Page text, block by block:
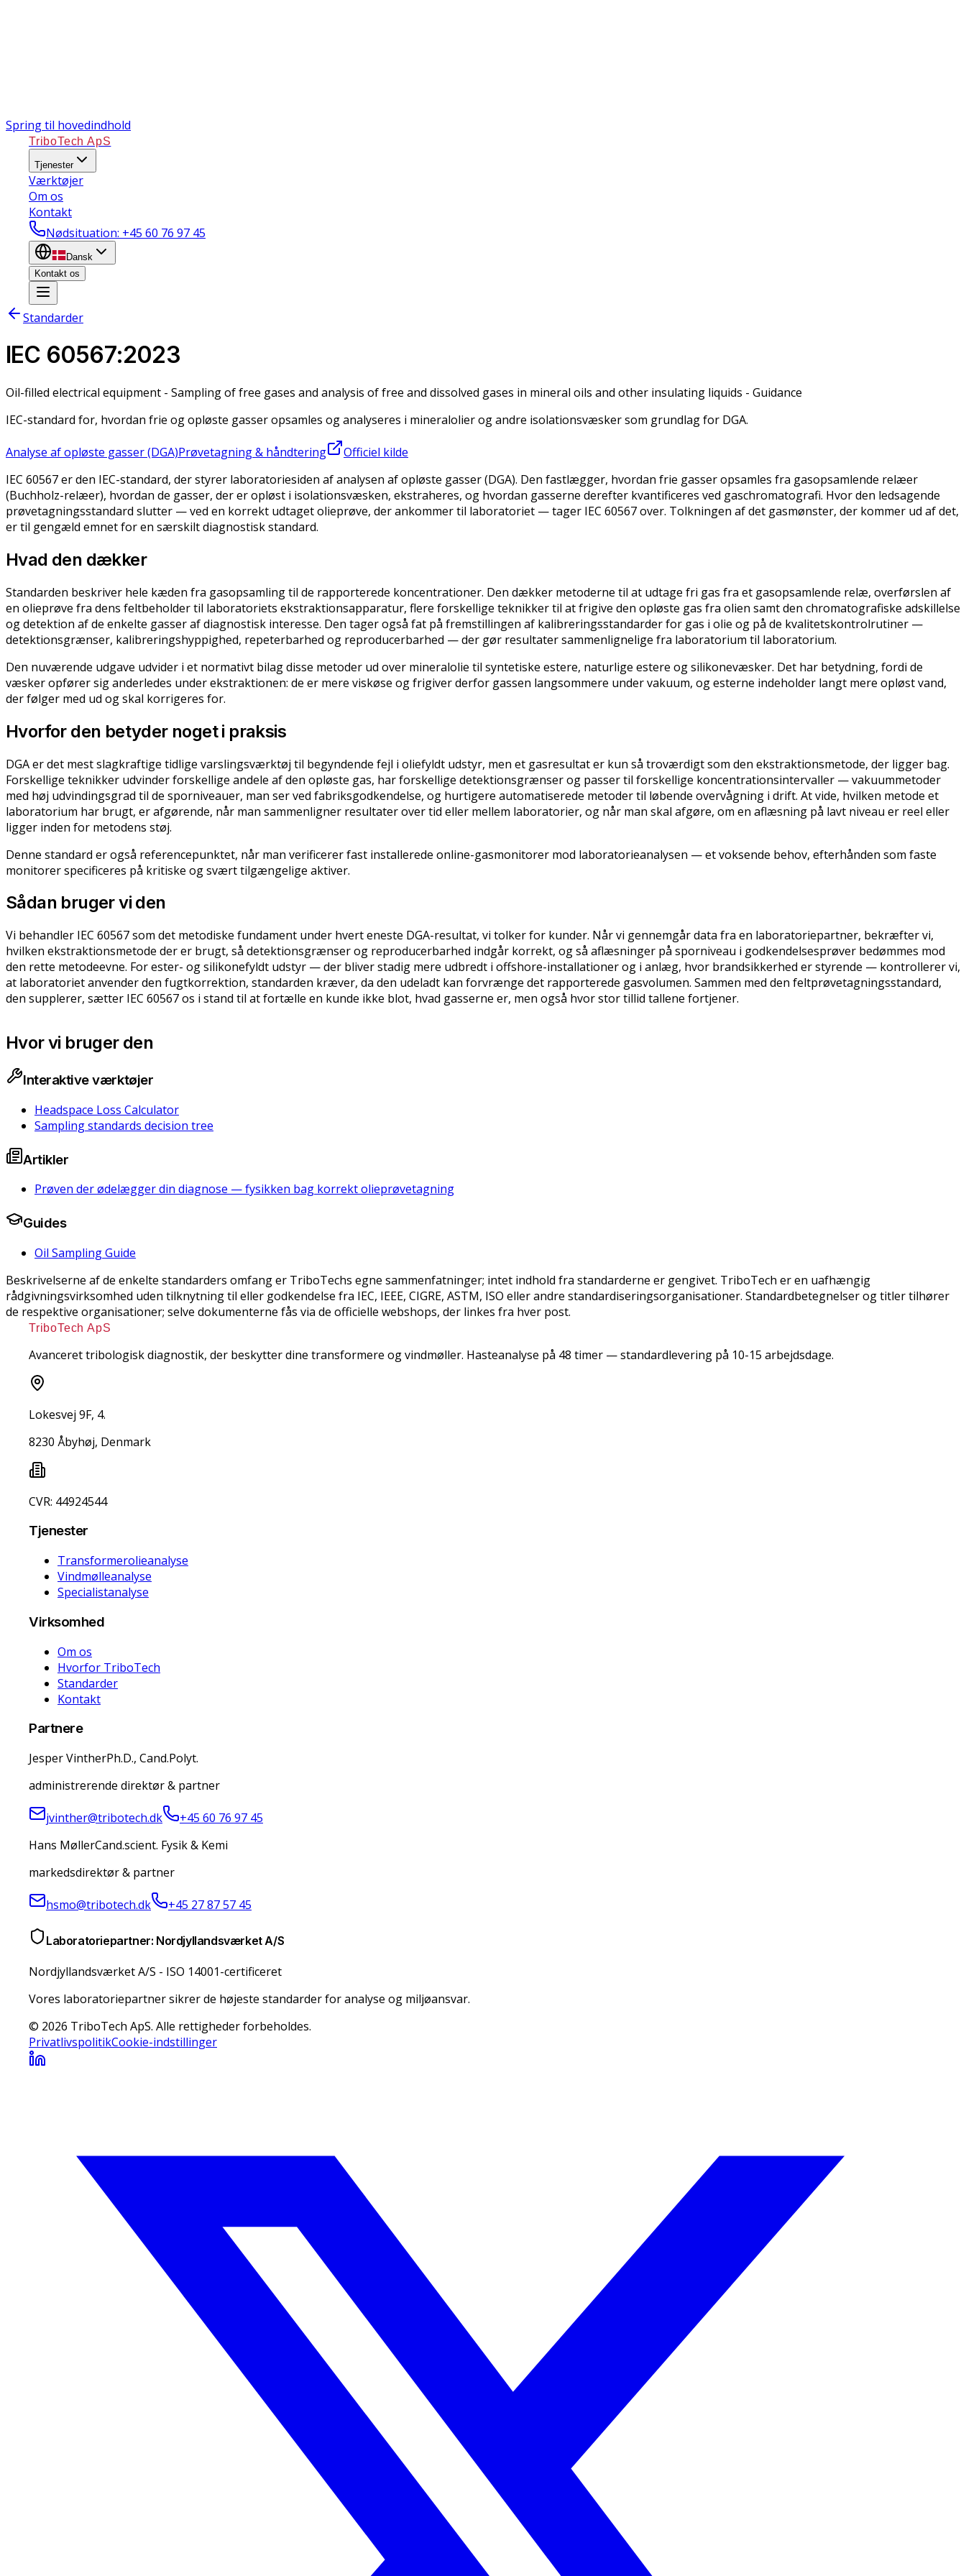
Spring til hovedindhold
TriboTech ApS
Tjenester
Værktøjer
Om os
Kontakt
Nødsituation: +45 60 76 97 45
Dansk
Kontakt os
Standarder
IEC 60567:2023
Oil-filled electrical equipment - Sampling of free gases and analysis of free and dissolved gases in mineral oils and other insulating liquids - Guidance
IEC-standard for, hvordan frie og opløste gasser opsamles og analyseres i mineralolier og andre isolationsvæsker som grundlag for DGA.
Analyse af opløste gasser (DGA)Prøvetagning & håndtering
Officiel kilde
IEC 60567 er den IEC-standard, der styrer laboratoriesiden af analysen af opløste gasser (DGA). Den fastlægger, hvordan frie gasser opsamles fra gasopsamlende relæer
(Buchholz-relæer), hvordan de gasser, der er opløst i isolationsvæsken, ekstraheres, og hvordan gasserne derefter kvantificeres ved gaschromatografi. Hvor den ledsagende
prøvetagningsstandard slutter — ved en korrekt udtaget olieprøve, der ankommer til laboratoriet — tager IEC 60567 over. Tolkningen af det gasmønster, der kommer ud af det,
er til gengæld emnet for en særskilt diagnostisk standard.
Hvad den dækker
Standarden beskriver hele kæden fra gasopsamling til de rapporterede koncentrationer. Den dækker metoderne til at udtage fri gas fra et gasopsamlende relæ, overførslen af
en olieprøve fra dens feltbeholder til laboratoriets ekstraktionsapparatur, flere forskellige teknikker til at frigive den opløste gas fra olien samt den chromatografiske adskillelse
og detektion af de enkelte gasser af diagnostisk interesse. Den tager også fat på fremstillingen af kalibreringsstandarder for gas i olie og på de kvalitetskontrolrutiner —
detektionsgrænser, kalibreringshyppighed, repeterbarhed og reproducerbarhed — der gør resultater sammenlignelige fra laboratorium til laboratorium.
Den nuværende udgave udvider i et normativt bilag disse metoder ud over mineralolie til syntetiske estere, naturlige estere og silikonevæsker. Det har betydning, fordi de
væsker opfører sig anderledes under ekstraktionen: de er mere viskøse og frigiver derfor gassen langsommere under vakuum, og esterne indeholder langt mere opløst vand,
der følger med ud og skal korrigeres for.
Hvorfor den betyder noget i praksis
DGA er det mest slagkraftige tidlige varslingsværktøj til begyndende fejl i oliefyldt udstyr, men et gasresultat er kun så troværdigt som den ekstraktionsmetode, der ligger bag.
Forskellige teknikker udvinder forskellige andele af den opløste gas, har forskellige detektionsgrænser og passer til forskellige koncentrationsintervaller — vakuummetoder
med høj udvindingsgrad til de sporniveauer, man ser ved fabriksgodkendelse, og hurtigere automatiserede metoder til løbende overvågning i drift. At vide, hvilken metode et
laboratorium har brugt, er afgørende, når man sammenligner resultater over tid eller mellem laboratorier, og når man skal afgøre, om en aflæsning på lavt niveau er reel eller
ligger inden for metodens støj.
Denne standard er også referencepunktet, når man verificerer fast installerede online-gasmonitorer mod laboratorieanalysen — et voksende behov, efterhånden som faste
monitorer specificeres på kritiske og svært tilgængelige aktiver.
Sådan bruger vi den
Vi behandler IEC 60567 som det metodiske fundament under hvert eneste DGA-resultat, vi tolker for kunder. Når vi gennemgår data fra en laboratoriepartner, bekræfter vi,
hvilken ekstraktionsmetode der er brugt, så detektionsgrænser og reproducerbarhed indgår korrekt, og så aflæsninger på sporniveau i godkendelsesprøver bedømmes mod
den rette metodeevne. For ester- og silikonefyldt udstyr — der bliver stadig mere udbredt i offshore-installationer og i anlæg, hvor brandsikkerhed er styrende — kontrollerer vi,
at laboratoriet anvender den fugtkorrektion, standarden kræver, da den udeladt kan forvrænge det rapporterede gasvolumen. Sammen med den feltprøvetagningsstandard,
den supplerer, sætter IEC 60567 os i stand til at fortælle en kunde ikke blot, hvad gasserne er, men også hvor stor tillid tallene fortjener.
Hvor vi bruger den
Interaktive værktøjer
Headspace Loss Calculator
Sampling standards decision tree
Artikler
Prøven der ødelægger din diagnose — fysikken bag korrekt olieprøvetagning
Guides
Oil Sampling Guide
Beskrivelserne af de enkelte standarders omfang er TriboTechs egne sammenfatninger; intet indhold fra standarderne er gengivet. TriboTech er en uafhængig
rådgivningsvirksomhed uden tilknytning til eller godkendelse fra IEC, IEEE, CIGRE, ASTM, ISO eller andre standardiseringsorganisationer. Standardbetegnelser og titler tilhører
de respektive organisationer; selve dokumenterne fås via de officielle webshops, der linkes fra hver post.
TriboTech ApS
Avanceret tribologisk diagnostik, der beskytter dine transformere og vindmøller. Hasteanalyse på 48 timer — standardlevering på 10-15 arbejdsdage.
Lokesvej 9F, 4.
8230 Åbyhøj, Denmark
CVR: 44924544
Tjenester
Transformerolieanalyse
Vindmølleanalyse
Specialistanalyse
Virksomhed
Om os
Hvorfor TriboTech
Standarder
Kontakt
Partnere
Jesper VintherPh.D., Cand.Polyt.
administrerende direktør & partner
jvinther@tribotech.dk
+45 60 76 97 45
Hans MøllerCand.scient. Fysik & Kemi
markedsdirektør & partner
hsmo@tribotech.dk +45 27 87 57 45
Laboratoriepartner: Nordjyllandsværket A/S
Nordjyllandsværket A/S - ISO 14001-certificeret
Vores laboratoriepartner sikrer de højeste standarder for analyse og miljøansvar.
© 2026 TriboTech ApS. Alle rettigheder forbeholdes.
PrivatlivspolitikCookie-indstillinger